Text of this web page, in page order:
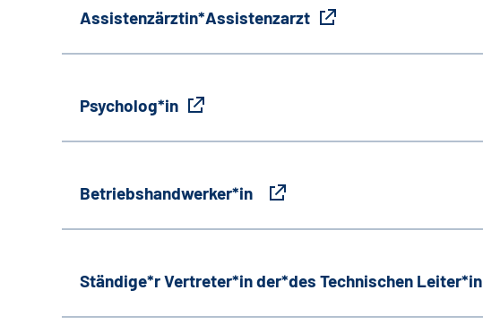
Assistenzärztin*Assistenzarzt
Psycholog*in
Betriebshandwerker*in
Ständige*r Vertreter*in der*des Technischen Leiter*in